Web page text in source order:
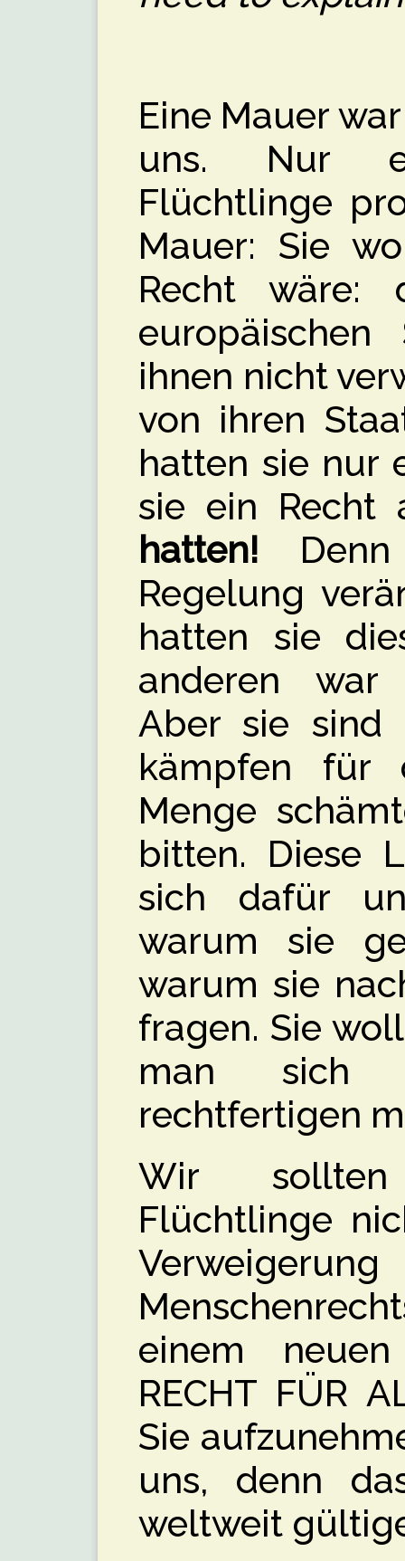
Eine Mauer
uns. Nur
Flüchtlinge
Mauer: Sie
Recht wäre:
ihnen nicht
von ihren
hatten sie nur
sie ein Recht
hatten!
Regelung
hatten sie
anderen war
Aber sie sind
kämpfen für
Menge
bitten. Diese
sich dafür
warum sie
warum sie
fragen. Sie
man
rechtfertigen
Wir
Flüchtlinge
einem
RECHT FÜR
Sie
uns, denn
weltweit